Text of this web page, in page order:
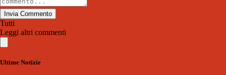
Invia Commento
Tutti
Leggi altri commenti
Ultime Notizie